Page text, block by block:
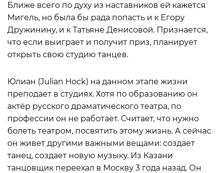
Ближе всего по духу из наставников ей кажется
Мигель, но была бы рада попасть и к Егору
Дружинину, и к Татьяне Денисовой. Признается,
что если выиграет и получит приз, планирует
открыть свою студию танцев.
Юлиан (Julian Hock) на данном этапе жизни
преподает в студиях. Хотя по образованию он
актёр русского драматического театра, по
профессии он не работает. Считает, что нужно
болеть театром, посвятить этому жизнь. А сейчас
он живет другими важными вещами: создает
танец, создает новую музыку. Из Казани
танцовщик переехал в Москву 3 года назад. Он